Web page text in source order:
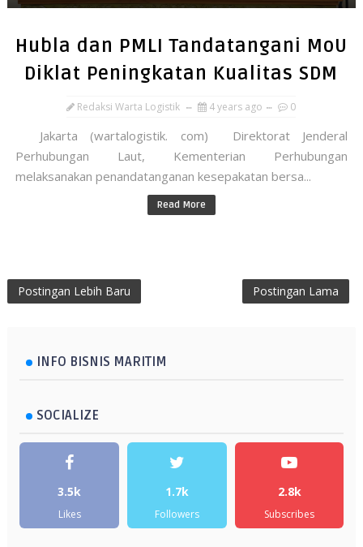
Hubla dan PMLI Tandatangani MoU
Diklat Peningkatan Kualitas SDM
Redaksi Warta Logistik 4 years ago 0
Jakarta (wartalogistik. com) Direktorat Jenderal
Perhubungan Laut, Kementerian Perhubungan
melaksanakan penandatanganan kesepakatan bersa...
Read More
Postingan Lebih Baru Postingan Lama
INFO BISNIS MARITIM
SOCIALIZE
3.5k
Likes
1.7k
Followers
2.8k
Subscribes